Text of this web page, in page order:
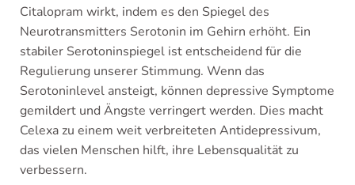
Citalopram wirkt, indem es den Spiegel des
Neurotransmitters Serotonin im Gehirn erhöht. Ein
stabiler Serotoninspiegel ist entscheidend für die
Regulierung unserer Stimmung. Wenn das
Serotoninlevel ansteigt, können depressive Symptome
gemildert und Ängste verringert werden. Dies macht
Celexa zu einem weit verbreiteten Antidepressivum,
das vielen Menschen hilft, ihre Lebensqualität zu
verbessern.